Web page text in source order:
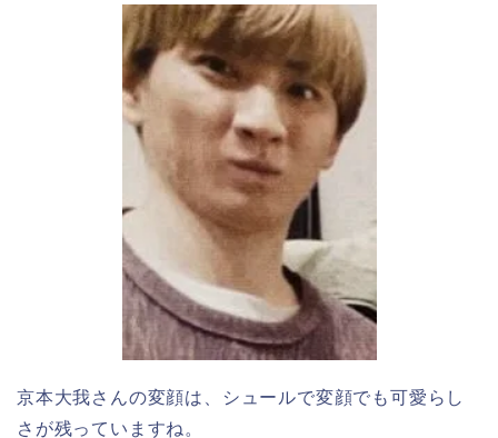
京本大我さんの変顔は、シュールで変顔でも可愛らし
さが残っていますね。